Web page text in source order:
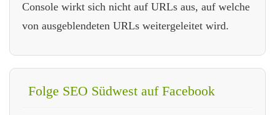
Console wirkt sich nicht auf URLs aus, auf welche
von ausgeblendeten URLs weitergeleitet wird.
Folge SEO Südwest auf Facebook